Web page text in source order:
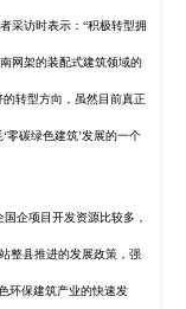
访时表示：“积极转型拥
网架的装配式建筑领域的
转型方向，虽然目前真正
零碳绿色建筑’发展的一个
企项目开发资源比较多，
整县推进的发展政策，强
环保建筑产业的快速发